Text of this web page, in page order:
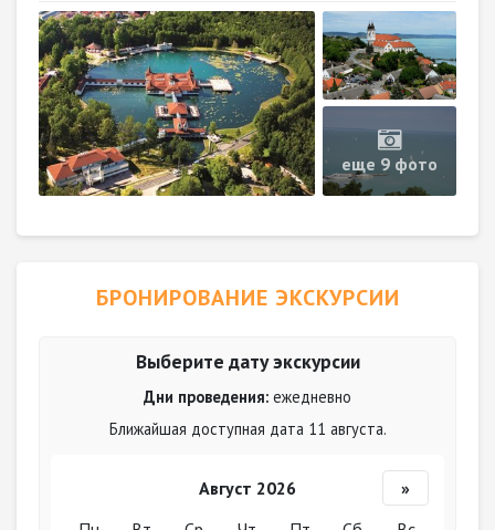
еще 9 фото
БРОНИРОВАНИЕ ЭКСКУРСИИ
Выберите дату экскурсии
Дни проведения: ежедневно
Ближайшая доступная дата 11 августа.
Август 2026
»